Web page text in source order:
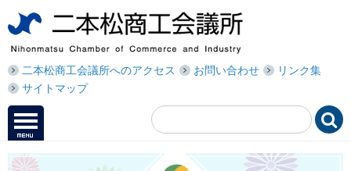
二本松商工会議所へのアクセス お問い合わせ
リンク集
サイトマップ
